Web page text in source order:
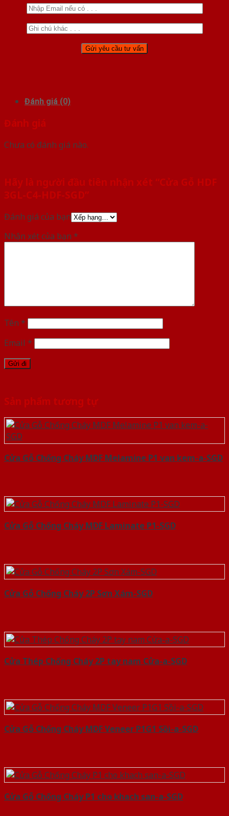
Đánh giá (0)
Đánh giá
Chưa có đánh giá nào.
Hãy là người đầu tiên nhận xét “Cửa Gỗ HDF
3GL-C4-HDF-SGD”
Đánh giá của bạn
Nhận xét của bạn *
Tên *
Email *
Sản phẩm tương tự
Cửa Gỗ Chống Cháy MDF Melamine P1 van kem-a-SGD
Cửa Gỗ Chống Cháy MDF Laminate P1-SGD
Cửa Gỗ Chống Cháy 2P Sơn Xám-SGD
Cửa Thép Chống Cháy 2P tay nam Cửa-a-SGD
Cửa Gỗ Chống Cháy MDF Veneer P1G1 Sồi-a-SGD
Cửa Gỗ Chống Cháy P1 cho khach san-a-SGD